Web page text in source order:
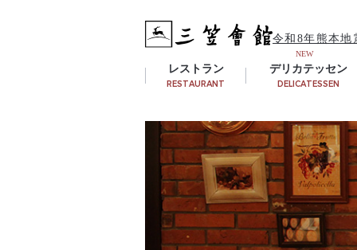
令和8年熊本地
レストラン
RESTAURANT
デリカテッセン
DELICATESSEN